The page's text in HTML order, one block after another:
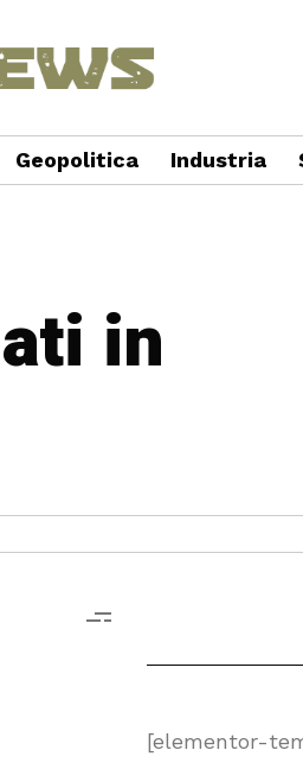
Geopolitica Industria
in
[elementor-